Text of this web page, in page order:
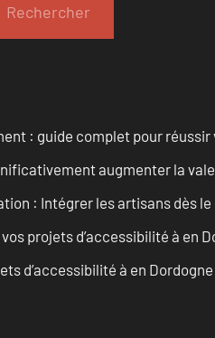
Rechercher
: guide complet pour réussir
augmenter la
: Intégrer les artisans dès
projets d’accessibilité à en
d’accessibilité à en